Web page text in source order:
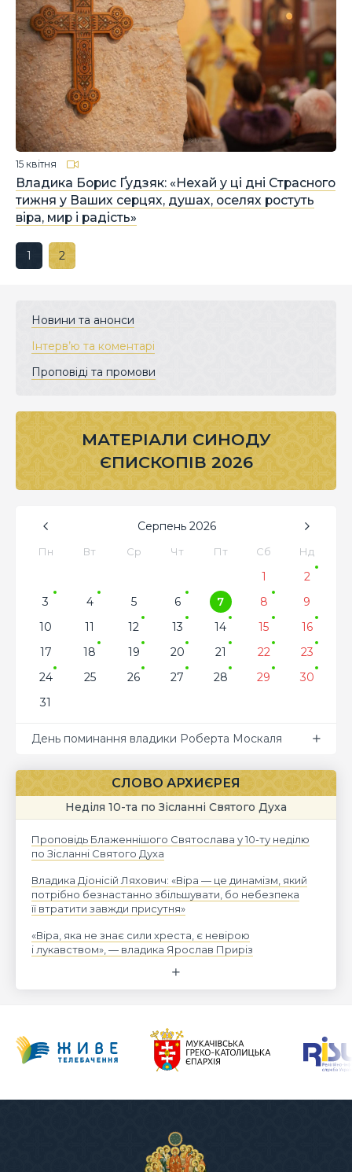
Владика Борис Ґудзяк: «Нехай у ці дні Страсного
тижня у Ваших серцях, душах, оселях ростуть
віра, мир і радість»
15 квітня
1 2
Новини та анонси
Інтерв’ю та коментарі
Проповіді та промови
МАТЕРІАЛИ СИНОДУ
ЄПИСКОПІВ 2026
Серпень 2026
Пн Вт Ср Чт Пт Сб Нд
1
2
3
4 5 6 7 8
9
10
11 12 13 14 15
16
17
18 19 20 21 22
23
24
25 26 27 28 29
30
31
День поминання владики Роберта Москаля
СЛОВО АРХИЄРЕЯ
Неділя 10-та по Зісланні Святого Духа
Проповідь Блаженнішого Святослава у 10-ту неділю
по Зісланні Святого Духа
Владика Діонісій Ляхович: «Віра — це динамізм, який
потрібно безнастанно збільшувати, бо небезпека
її втратити завжди присутня»
«Віра, яка не знає сили хреста, є невірою
і лукавством», — владика Ярослав Приріз